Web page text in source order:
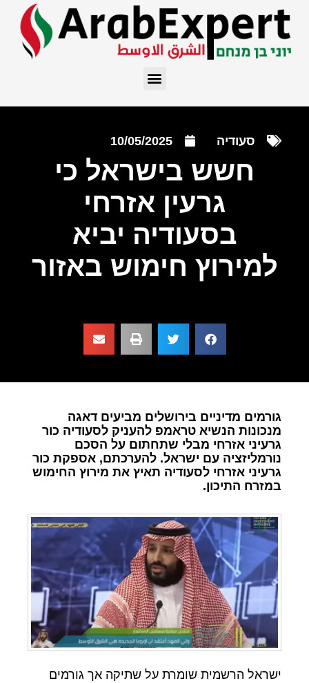
סעודיה 10/05/2025
חשש בישראל כי
גרעין אזרחי
בסעודיה יביא
למירוץ חימוש באזור
גורמים מדיניים בירושלים מביעים דאגה
מנכונות הנשיא טראמפ להעניק לסעודיה כור
גרעיני אזרחי מבלי שתחתום על הסכם
נורמליזציה עם ישראל. להערכתם, אספקת כור
גרעיני אזרחי לסעודיה תאיץ את מירוץ החימוש
במזרח התיכון.
ישראל הרשמית שומרת על שתיקה אך גורמים